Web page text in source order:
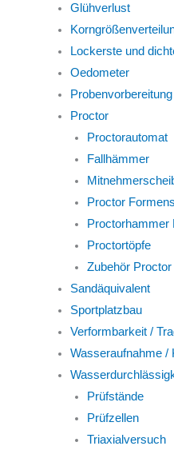
Glühverlust
Lockerste und
Oedometer
Proctor
Proctorautomat
Fallhämmer
Proctor
Proctorhammer
Proctortöpfe
Zubehör Proctor
Sandäquivalent
Sportplatzbau
Verformbarkeit /
Wasseraufnahme /
Prüfstände
Prüfzellen
Triaxialversuch